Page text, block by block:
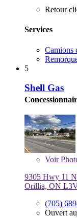
Retour
Services
Camions
5
Shell Gas
Voir
9305 Hwy 11 N
Orillia, ON
(705)
Ouvert